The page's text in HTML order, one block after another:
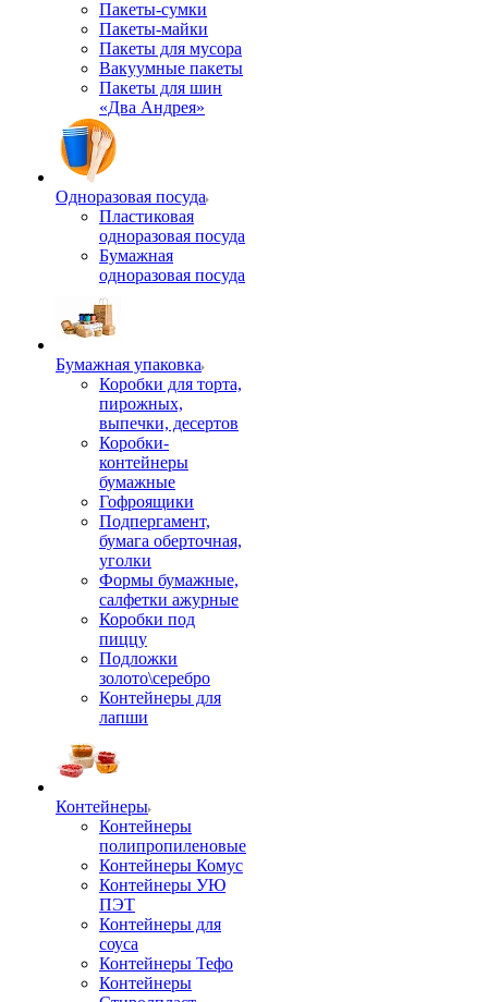
Пакеты-сумки
Пакеты-майки
Пакеты для мусора
Вакуумные пакеты
Пакеты для шин
«Два Андрея»
Одноразовая посуда
Пластиковая
одноразовая посуда
Бумажная
одноразовая посуда
Бумажная упаковка
Коробки для торта,
пирожных,
выпечки, десертов
Коробки-
контейнеры
бумажные
Гофроящики
Подпергамент,
бумага оберточная,
уголки
Формы бумажные,
салфетки ажурные
Коробки под
пиццу
Подложки
золото\серебро
Контейнеры для
лапши
Контейнеры
Контейнеры
полипропиленовые
Контейнеры Комус
Контейнеры УЮ
ПЭТ
Контейнеры для
соуса
Контейнеры Тефо
Контейнеры